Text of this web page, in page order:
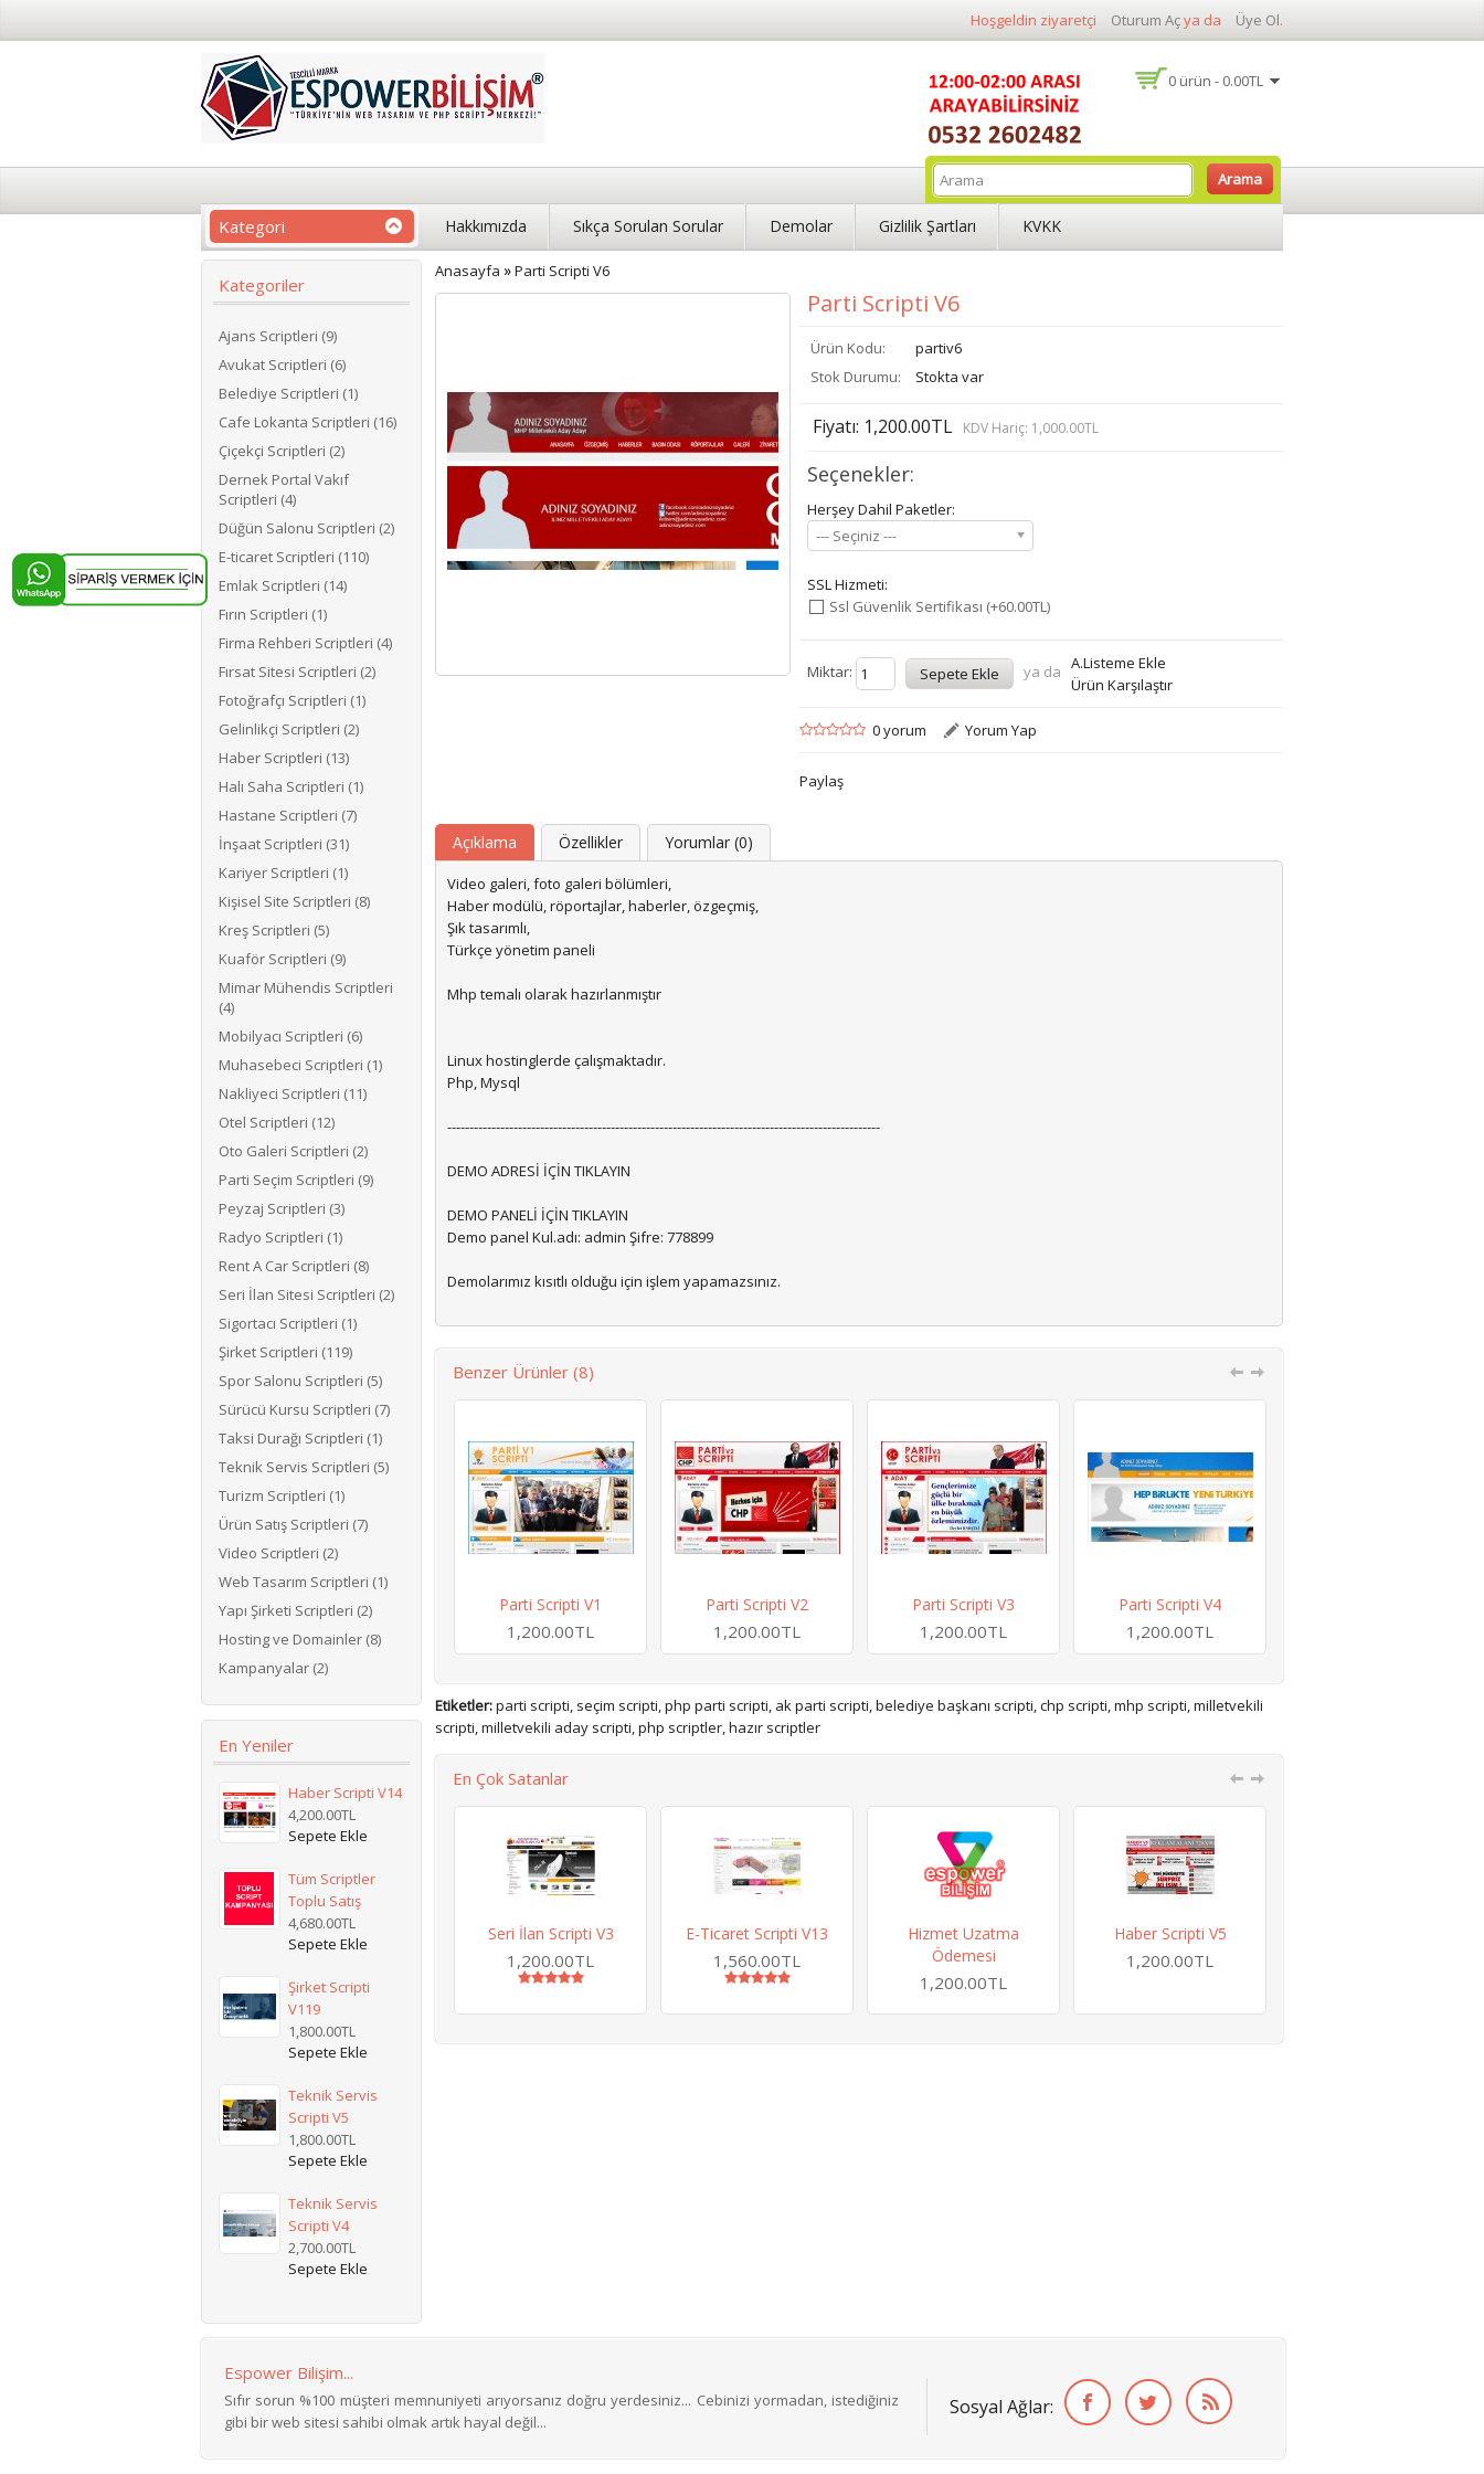
Hoşgeldin ziyaretçi Oturum Açya da Üye Ol.
0 ürün - 0.00TL
Arama
Kategori Hakkımızda Sıkça Sorulan Sorular Demolar Gizlilik Şartları KVKK
Kategoriler
Ajans Scriptleri (9)
Avukat Scriptleri (6)
Belediye Scriptleri (1)
Cafe Lokanta Scriptleri (16)
Çiçekçi Scriptleri (2)
Dernek Portal Vakıf
Scriptleri (4)
Düğün Salonu Scriptleri (2)
E-ticaret Scriptleri (110)
Emlak Scriptleri (14)
Fırın Scriptleri (1)
Firma Rehberi Scriptleri (4)
Fırsat Sitesi Scriptleri (2)
Fotoğrafçı Scriptleri (1)
Gelinlikçi Scriptleri (2)
Haber Scriptleri (13)
Halı Saha Scriptleri (1)
Hastane Scriptleri (7)
İnşaat Scriptleri (31)
Kariyer Scriptleri (1)
Kişisel Site Scriptleri (8)
Kreş Scriptleri (5)
Kuaför Scriptleri (9)
Mimar Mühendis Scriptleri
(4)
Mobilyacı Scriptleri (6)
Muhasebeci Scriptleri (1)
Nakliyeci Scriptleri (11)
Otel Scriptleri (12)
Oto Galeri Scriptleri (2)
Parti Seçim Scriptleri (9)
Peyzaj Scriptleri (3)
Radyo Scriptleri (1)
Rent A Car Scriptleri (8)
Seri İlan Sitesi Scriptleri (2)
Sigortacı Scriptleri (1)
Şirket Scriptleri (119)
Spor Salonu Scriptleri (5)
Sürücü Kursu Scriptleri (7)
Taksi Durağı Scriptleri (1)
Teknik Servis Scriptleri (5)
Turizm Scriptleri (1)
Ürün Satış Scriptleri (7)
Video Scriptleri (2)
Web Tasarım Scriptleri (1)
Yapı Şirketi Scriptleri (2)
Hosting ve Domainler (8)
Kampanyalar (2)
En Yeniler
Haber Scripti V14
4,200.00TL
Tüm Scriptler
Toplu Satış
4,680.00TL
Şirket Scripti
V119
1,800.00TL
Teknik Servis
Scripti V5
1,800.00TL
Teknik Servis
Scripti V4
2,700.00TL
Anasayfa »Parti Scripti V6
Parti Scripti V6
Ürün Kodu:
partiv6
Stok Durumu:
Stokta var
Fiyatı: 1,200.00TL KDV Hariç: 1,000.00TL
Seçenekler:
Herşey Dahil Paketler:
--- Seçiniz ---
SSL Hizmeti:
Ssl Güvenlik Sertifikası (+60.00TL)
Miktar: ya da A.Listeme Ekle
Ürün Karşılaştır
0 yorum Yorum Yap
Paylaş
Açıklama Özellikler Yorumlar (0)
Video galeri, foto galeri bölümleri,
Haber modülü, röportajlar, haberler, özgeçmiş,
Şık tasarımlı,
Türkçe yönetim paneli
Mhp temalı olarak hazırlanmıştır
Linux hostinglerde çalışmaktadır.
Php, Mysql
--------------------------------------------------------------------------------------------------
DEMO ADRESİ İÇİN TIKLAYIN
DEMO PANELİ İÇİN TIKLAYIN
Demo panel Kul.adı: admin Şifre: 778899
Demolarımız kısıtlı olduğu için işlem yapamazsınız.
Benzer Ürünler (8)
Parti Scripti V1
1,200.00TL
Parti Scripti V2
1,200.00TL
Parti Scripti V3
1,200.00TL
Parti Scripti V4
1,200.00TL
Etiketler:parti scripti, seçim scripti,php parti scripti, ak parti scripti,belediye başkanı scripti,chp scripti,mhp scripti,milletvekili
scripti,milletvekili aday scripti,php scriptler,hazır scriptler
En Çok Satanlar
Seri İlan Scripti V3
1,200.00TL
E-Ticaret Scripti V13
1,560.00TL
Hizmet Uzatma
Ödemesi
1,200.00TL
Haber Scripti V5
1,200.00TL
Espower Bilişim...
Sıfır sorun %100 müşteri memnuniyeti arıyorsanız doğru yerdesiniz... Cebinizi yormadan, istediğiniz
gibi bir web sitesi sahibi olmak artık hayal değil...
Sosyal Ağlar: